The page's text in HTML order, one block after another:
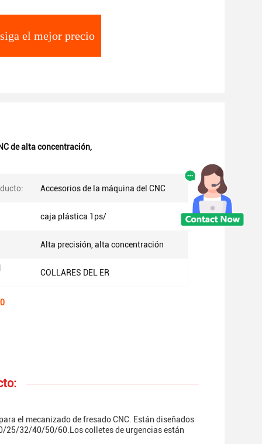
el mejor precio
de alta concentración,
Accesorios de la máquina del CNC
caja plástica 1ps/
Alta precisión, alta concentración
COLLARES DEL ER
el mecanizado de fresado CNC. Están diseñados
25/32/40/50/60.Los colletes de urgencias están